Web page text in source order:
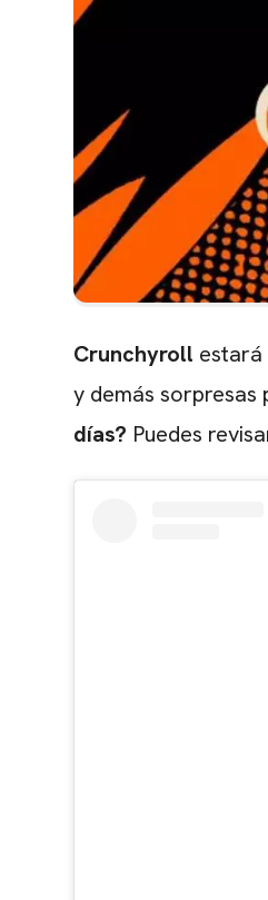
Crunchyroll estará
y demás sorpresas
días? Puedes